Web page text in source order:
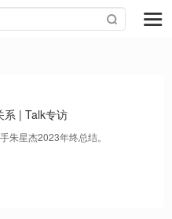
系 | Talk专访
朱星杰2023年终总结。